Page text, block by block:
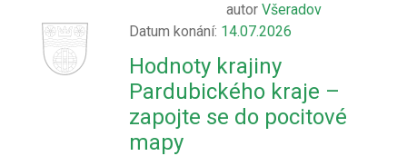
autor Všeradov
Datum konání: 14.07.2026
Hodnoty krajiny
Pardubického kraje –
zapojte se do pocitové
mapy